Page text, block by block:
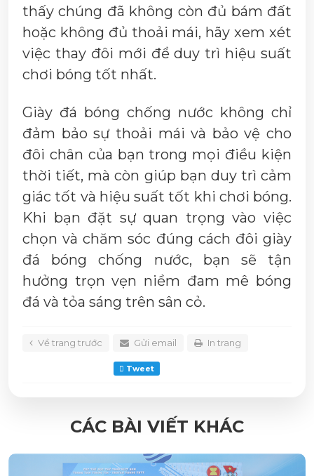
thấy chúng đã không còn đủ bám đất
hoặc không đủ thoải mái, hãy xem xét
việc thay đôi mới để duy trì hiệu suất
chơi bóng tốt nhất.
Giày đá bóng chống nước không chỉ
đảm bảo sự thoải mái và bảo vệ cho
đôi chân của bạn trong mọi điều kiện
thời tiết, mà còn giúp bạn duy trì cảm
giác tốt và hiệu suất tốt khi chơi bóng.
Khi bạn đặt sự quan trọng vào việc
chọn và chăm sóc đúng cách đôi giày
đá bóng chống nước, bạn sẽ tận
hưởng trọn vẹn niềm đam mê bóng
đá và tỏa sáng trên sân cỏ.
Về trang trước Gửi email In trang
Tweet
CÁC BÀI VIẾT KHÁC